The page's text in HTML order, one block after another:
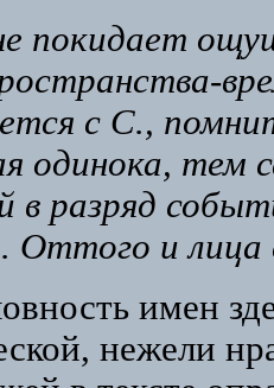
покидает
с С.,
одинока, тем
в разряд
Оттого и
имен
нежели